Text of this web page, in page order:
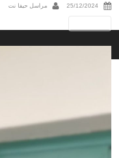
25/12/2024 مراسل حيفا نت